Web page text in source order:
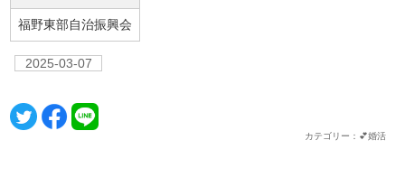
福野東部自治振興会
2025-03-07
カテゴリー：💕婚活